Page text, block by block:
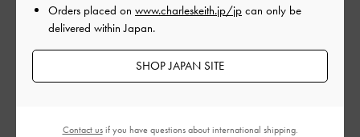
ご利用者様
デザイン最高
2023-06-11
Orders placed on www.charleskeith.jp/jp can only be
delivered within Japan.
SHOP JAPAN SITE
Contact usif you have questions about international shipping.